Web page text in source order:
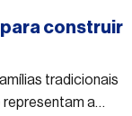
construir
tradicionais
representam a